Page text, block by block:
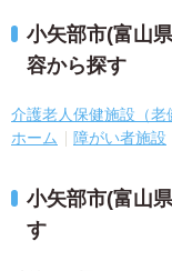
小矢部市(富山
容から探す
介護老人保健施設（老
ホーム
障がい者施設
小矢部市(富山
す